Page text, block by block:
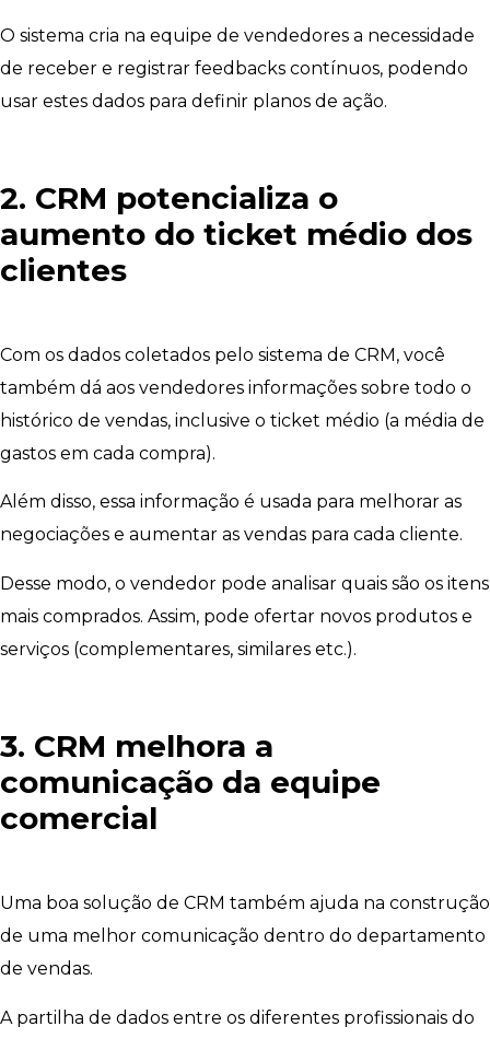
O sistema cria na equipe de vendedores a necessidade
de receber e registrar feedbacks contínuos, podendo
usar estes dados para definir planos de ação.
2. CRM potencializa o
aumento do ticket médio dos
clientes
Com os dados coletados pelo sistema de CRM, você
também dá aos vendedores informações sobre todo o
histórico de vendas, inclusive o ticket médio (a média de
gastos em cada compra).
Além disso, essa informação é usada para melhorar as
negociações e aumentar as vendas para cada cliente.
Desse modo, o vendedor pode analisar quais são os itens
mais comprados. Assim, pode ofertar novos produtos e
serviços (complementares, similares etc.).
3. CRM melhora a
comunicação da equipe
comercial
Uma boa solução de CRM também ajuda na construção
de uma melhor comunicação dentro do departamento
de vendas.
A partilha de dados entre os diferentes profissionais do